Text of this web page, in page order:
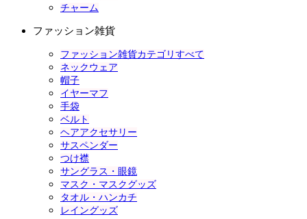
チャーム
ファッション雑貨
ファッション雑貨カテゴリすべて
ネックウェア
帽子
イヤーマフ
手袋
ベルト
ヘアアクセサリー
サスペンダー
つけ襟
サングラス・眼鏡
マスク・マスクグッズ
タオル・ハンカチ
レイングッズ